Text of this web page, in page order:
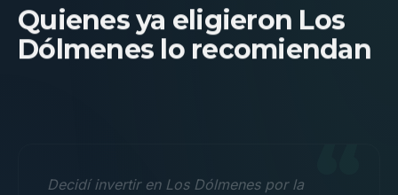
Quienes ya eligieron Los
Dólmenes lo recomiendan
ubicación y la calidad constructiva. Los